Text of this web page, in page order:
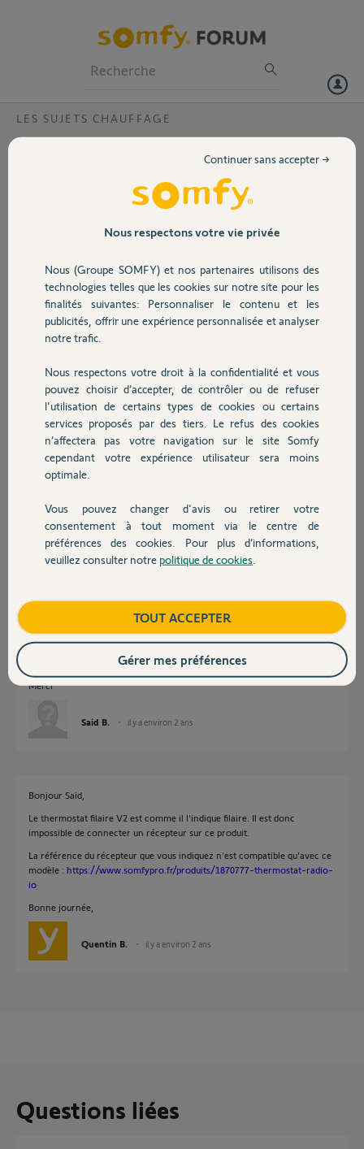
Volet
Sécurité
Domotique
Chauffage
Autres produits
Devis avec un pro
Contact
LES SUJETS CHAUFFAGE
Peut-on relier plusieurs récepteurs radio pour commander des
radiateurs avec fil pilote à un seul thermostat connecté V2 ?
Nicolas F.
il y a plus de 2 ans
Participer au fil de discussion
Réponses
Vous pouvez affecter jusqu'à 7 récepteurs réf 1870359 sur un V2.
Voir notices pour affectation.
Anonyme il y a plus de 2 ans
Je ne réussis pas à appareiller mon thermostat filaire V2 1870774 et un
sous le récepteur, une lumière verte clignote et j'appuie (appui court)
avec une pointe sur le bouton prog du thermostat. Rien ne se passe.
Merci
Said B. il y a environ 2 ans
Bonjour Said,
Le thermostat filaire V2 est comme il l'indique filaire. Il est donc
impossible de connecter un récepteur sur ce produit.
La référence du récepteur que vous indiquez n'est compatible qu'avec ce
modèle : https://www.somfypro.fr/produits/1870777-thermostat-radio-
io
Bonne journée,
Quentin B. il y a environ 2 ans
Questions liées
Nous respectons votre vie privée
Nous (Groupe SOMFY) et nos partenaires utilisons des
technologies telles que les cookies sur notre site pour les
finalités suivantes: Personnaliser le contenu et les
publicités, offrir une expérience personnalisée et analyser
notre trafic.
Nous respectons votre droit à la confidentialité et vous
pouvez choisir d’accepter, de contrôler ou de refuser
l'utilisation de certains types de cookies ou certains
services proposés par des tiers. Le refus des cookies
n’affectera pas votre navigation sur le site Somfy
cependant votre expérience utilisateur sera moins
optimale.
Vous pouvez changer d'avis ou retirer votre
consentement à tout moment via le centre de
préférences des cookies. Pour plus d’informations,
veuillez consulter notre politique de cookies
Continuer sans accepter →
TOUT ACCEPTER
Gérer mes préférences